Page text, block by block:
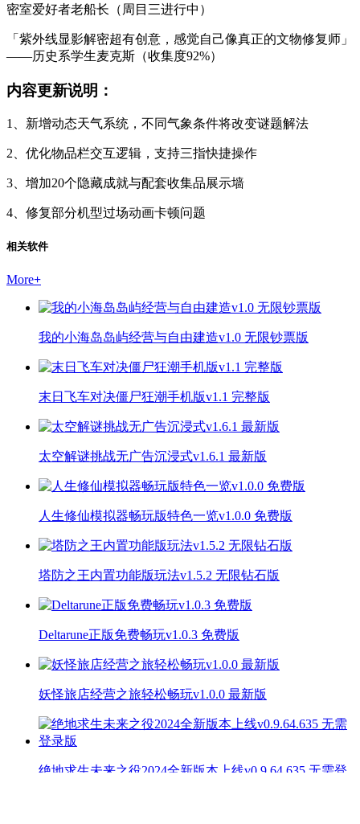
密室爱好者老船长（周目三进行中）
「紫外线显影解密超有创意，感觉自己像真正的文物修复师」
——历史系学生麦克斯（收集度92%）
内容更新说明：
1、新增动态天气系统，不同气象条件将改变谜题解法
2、优化物品栏交互逻辑，支持三指快捷操作
3、增加20个隐藏成就与配套收集品展示墙
4、修复部分机型过场动画卡顿问题
相关软件
More+
我的小海岛岛屿经营与自由建造v1.0 无限钞票版
末日飞车对决僵尸狂潮手机版v1.1 完整版
太空解谜挑战无广告沉浸式v1.6.1 最新版
人生修仙模拟器畅玩版特色一览v1.0.0 免费版
塔防之王内置功能版玩法v1.5.2 无限钻石版
Deltarune正版免费畅玩v1.0.3 免费版
妖怪旅店经营之旅轻松畅玩v1.0.0 最新版
绝地求生未来之役2024全新版本上线v0.9.64.635 无需登